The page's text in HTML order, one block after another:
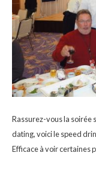
Rassurez-vous la soirée
dating, voici le speed
Efficace à voir certaines